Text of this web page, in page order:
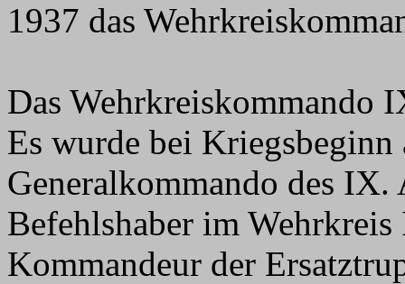
1937 das
Das Wehrkreiskommando
Es wurde bei Kriegsbeginn
Generalkommando des
Befehlshaber im
Kommandeur der